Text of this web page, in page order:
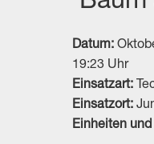
Datum:
19:23 Uhr
Einsatzart:
Einsatzort:
Einheiten